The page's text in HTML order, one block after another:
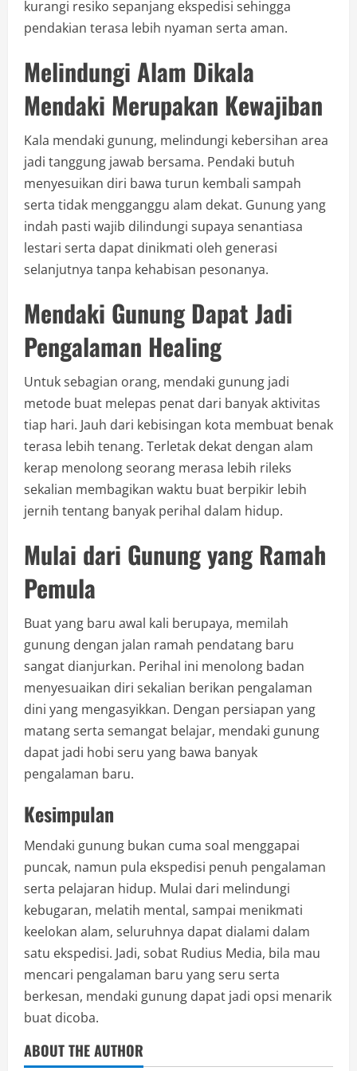
kurangi resiko sepanjang ekspedisi sehingga
pendakian terasa lebih nyaman serta aman.
Melindungi Alam Dikala
Mendaki Merupakan Kewajiban
Kala mendaki gunung, melindungi kebersihan area
jadi tanggung jawab bersama. Pendaki butuh
menyesuikan diri bawa turun kembali sampah
serta tidak mengganggu alam dekat. Gunung yang
indah pasti wajib dilindungi supaya senantiasa
lestari serta dapat dinikmati oleh generasi
selanjutnya tanpa kehabisan pesonanya.
Mendaki Gunung Dapat Jadi
Pengalaman Healing
Untuk sebagian orang, mendaki gunung jadi
metode buat melepas penat dari banyak aktivitas
tiap hari. Jauh dari kebisingan kota membuat benak
terasa lebih tenang. Terletak dekat dengan alam
kerap menolong seorang merasa lebih rileks
sekalian membagikan waktu buat berpikir lebih
jernih tentang banyak perihal dalam hidup.
Mulai dari Gunung yang Ramah
Pemula
Buat yang baru awal kali berupaya, memilah
gunung dengan jalan ramah pendatang baru
sangat dianjurkan. Perihal ini menolong badan
menyesuaikan diri sekalian berikan pengalaman
dini yang mengasyikkan. Dengan persiapan yang
matang serta semangat belajar, mendaki gunung
dapat jadi hobi seru yang bawa banyak
pengalaman baru.
Kesimpulan
Mendaki gunung bukan cuma soal menggapai
puncak, namun pula ekspedisi penuh pengalaman
serta pelajaran hidup. Mulai dari melindungi
kebugaran, melatih mental, sampai menikmati
keelokan alam, seluruhnya dapat dialami dalam
satu ekspedisi. Jadi, sobat Rudius Media, bila mau
mencari pengalaman baru yang seru serta
berkesan, mendaki gunung dapat jadi opsi menarik
buat dicoba.
ABOUT THE AUTHOR